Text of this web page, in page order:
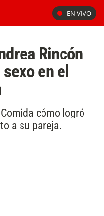
EN VIVO
Rincón
en el
cómo logró
a su pareja.